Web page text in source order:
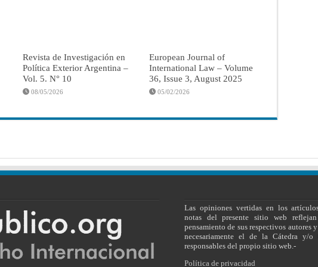
Revista de Investigación en
Política Exterior Argentina –
Vol. 5. N° 10
08/05/2026
European Journal of
International Law – Volume
36, Issue 3, August 2025
05/02/2026
Las opiniones vertidas en los
notas del presente sitio web
pensamiento de sus respectivos autores
necesariamente el de la Cátedra y/o
responsables del propio sitio web.-
Política de privacidad